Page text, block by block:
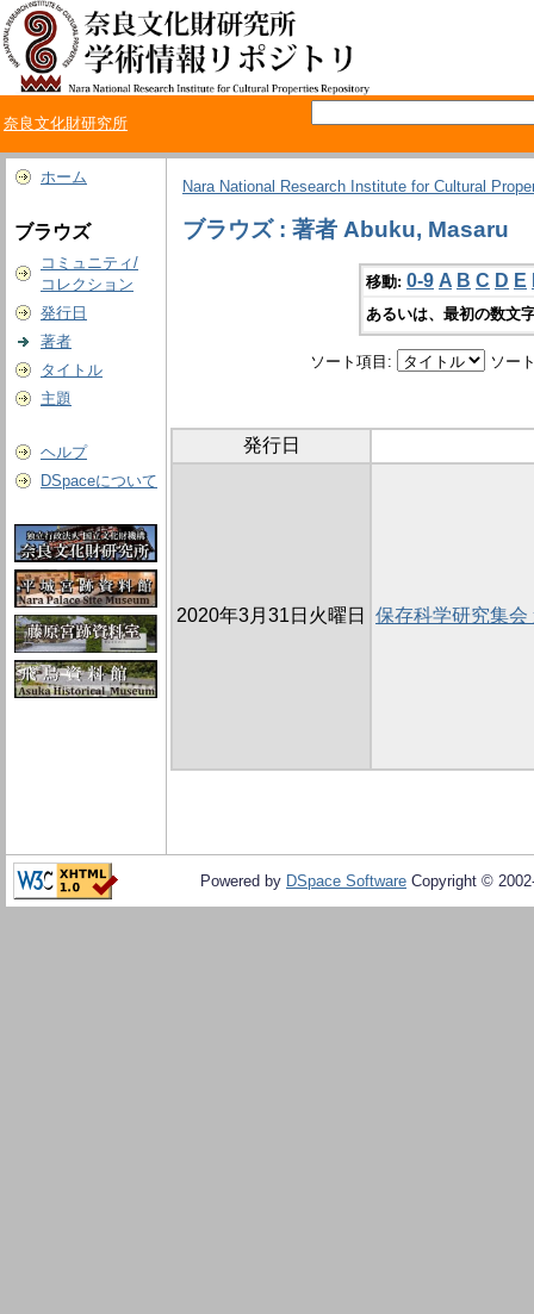
奈良文化財研究所
ホーム
ブラウズ
コミュニティ/
コレクション
発行日
著者
タイトル
主題
ヘルプ
DSpaceについて
Nara National Research Institute for Cultural
ブラウズ : 著者 Abuku, Masaru
移動: 0-9 A B C D E
あるいは、最初の数文
ソート項目: ソー
発行日
2020年3月31日火曜日 保存科学研究集
Powered by DSpace Software Copyright ©